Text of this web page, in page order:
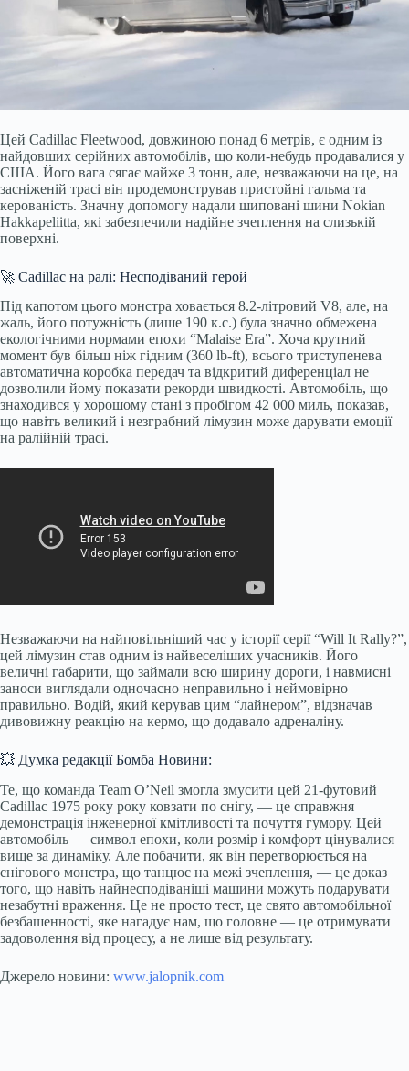
Цей Cadillac Fleetwood, довжиною понад 6 метрів, є одним із
найдовших серійних автомобілів, що коли-небудь продавалися у
США. Його вага сягає майже 3 тонн, але, незважаючи на це, на
засніженій трасі він продемонстрував пристойні гальма та
керованість. Значну допомогу надали шиповані шини Nokian
Hakkapeliitta, які забезпечили надійне зчеплення на слизькій
поверхні.
🚀 Cadillac на ралі: Несподіваний герой
Під капотом цього монстра ховається 8.2-літровий V8, але, на
жаль, його потужність (лише 190 к.с.) була значно обмежена
екологічними нормами епохи “Malaise Era”. Хоча крутний
момент був більш ніж гідним (360 lb-ft), всього триступенева
автоматична коробка передач та відкритий диференціал не
дозволили йому показати рекорди швидкості. Автомобіль, що
знаходився у хорошому стані з пробігом 42 000 миль, показав,
що навіть великий і незграбний лімузин може дарувати емоції
на ралійній трасі.
Незважаючи на найповільніший час у історії серії “Will It Rally?”,
цей лімузин став одним із найвеселіших учасників. Його
величні габарити, що займали всю ширину дороги, і навмисні
заноси виглядали одночасно неправильно і неймовірно
правильно. Водій, який керував цим “лайнером”, відзначав
дивовижну реакцію на кермо, що додавало адреналіну.
💥 Думка редакції Бомба Новини:
Те, що команда Team O’Neil змогла змусити цей 21-футовий
Cadillac 1975 року року ковзати по снігу, — це справжня
демонстрація інженерної кмітливості та почуття гумору. Цей
автомобіль — символ епохи, коли розмір і комфорт цінувалися
вище за динаміку. Але побачити, як він перетворюється на
снігового монстра, що танцює на межі зчеплення, — це доказ
того, що навіть найнесподіваніші машини можуть подарувати
незабутні враження. Це не просто тест, це свято автомобільної
безбашенності, яке нагадує нам, що головне — це отримувати
задоволення від процесу, а не лише від результату.
Джерело новини: www.jalopnik.com